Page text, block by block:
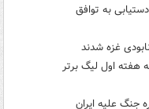
به توافق
غزه شدند
هفته اول لیگ برتر
جنگ علیه ایران